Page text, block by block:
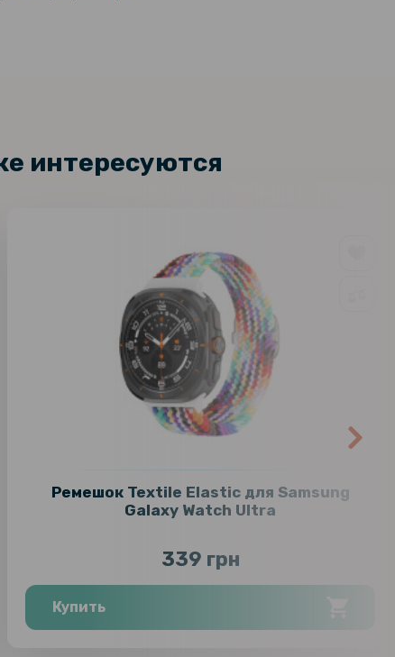
интересуются
Ремешок Textile Elastic для Samsung
Galaxy Watch Ultra
339 грн
Купить